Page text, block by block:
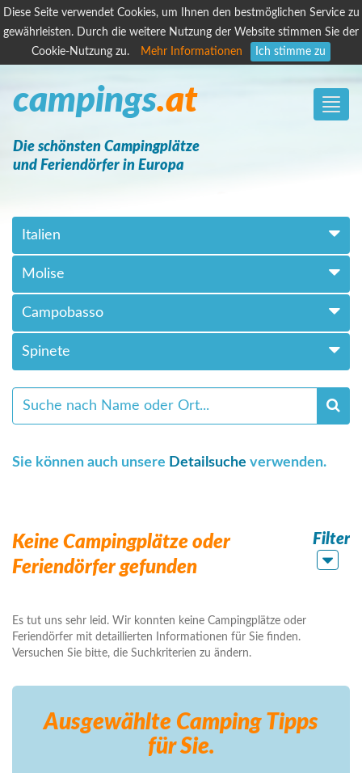
Diese Seite verwendet Cookies, um Ihnen den bestmöglichen Service zu
gewährleisten. Durch die weitere Nutzung der Website stimmen Sie der
Cookie-Nutzung zu.
Mehr Informationen Ich stimme zu
Toggle
campings.at
Die schönsten Campingplätze
und Feriendörfer in Europa
Italien
Molise
Campobasso
Spinete
Sie können auch unsere Detailsuche verwenden.
Keine Campingplätze oder
Feriendörfer gefunden
Filter
Es tut uns sehr leid. Wir konnten keine Campingplätze oder
Feriendörfer mit detaillierten Informationen für Sie finden.
Versuchen Sie bitte, die Suchkriterien zu ändern.
Ausgewählte Camping Tipps
für Sie.